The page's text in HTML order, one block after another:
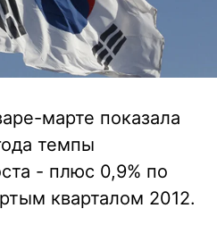
марте показала
темпы
- плюс 0,9% по
кварталом 2012.